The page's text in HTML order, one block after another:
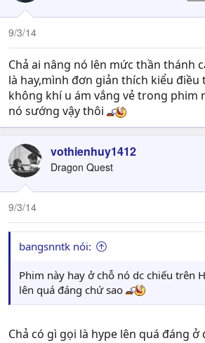
9/3/14
Chả ai nâng nó lên mức thần thánh
là hay,mình đơn giản thích kiểu điều
không khí u ám vắng vẻ trong phim
nó sướng vậy thôi
vothienhuy1412
Dragon Quest
9/3/14
bangsnntk nói:
Phim này hay ở chỗ nó dc chiếu trên
lên quá đáng chứ sao
Chả có gì gọi là hype lên quá đáng ở